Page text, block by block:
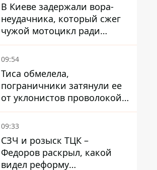
В Киеве задержали вора-
неудачника, который сжег
чужой мотоцикл ради
содержимого багажника
09:54
Тиса обмелела,
пограничники затянули ее
от уклонистов проволокой
Егоза, которая убивает
диких животных -
тревогу
09:33
СЗЧ и розыск ТЦК –
Федоров раскрыл, какой
видел реформу